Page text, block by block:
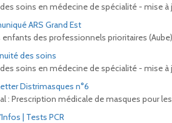
soins en médecine de spécialité - mise à
ARS Grand Est
enfants des professionnels prioritaires (Aube)
des soins
soins en médecine de spécialité - mise à
Distrimasques n°6
: Prescription médicale de masques pour
| Tests PCR